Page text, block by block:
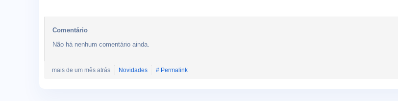
Comentário
Não há nenhum comentário ainda.
mais de um mês atrás Novidades # Permalink